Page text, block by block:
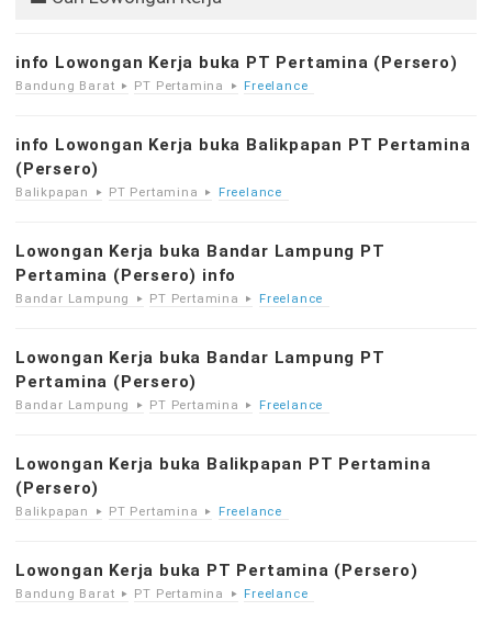
info Lowongan Kerja buka PT Pertamina (Persero)
Bandung Barat PT Pertamina Freelance
info Lowongan Kerja buka Balikpapan PT Pertamina
(Persero)
Balikpapan PT Pertamina Freelance
Lowongan Kerja buka Bandar Lampung PT
Pertamina (Persero) info
Bandar Lampung PT Pertamina Freelance
Lowongan Kerja buka Bandar Lampung PT
Pertamina (Persero)
Bandar Lampung PT Pertamina Freelance
Lowongan Kerja buka Balikpapan PT Pertamina
(Persero)
Balikpapan PT Pertamina Freelance
Lowongan Kerja buka PT Pertamina (Persero)
Bandung Barat PT Pertamina Freelance